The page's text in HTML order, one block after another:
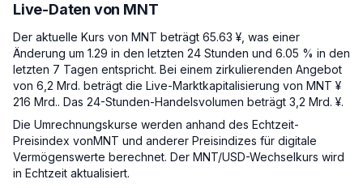
Live-Daten von MNT
Der aktuelle Kurs von MNT beträgt 65.63 ¥, was einer
Änderung um 1.29 in den letzten 24 Stunden und 6.05 % in den
letzten 7 Tagen entspricht. Bei einem zirkulierenden Angebot
von 6,2 Mrd. beträgt die Live-Marktkapitalisierung von MNT ¥
216 Mrd.. Das 24-Stunden-Handelsvolumen beträgt 3,2 Mrd. ¥.
Die Umrechnungskurse werden anhand des Echtzeit-
Preisindex vonMNT und anderer Preisindizes für digitale
Vermögenswerte berechnet. Der MNT/USD-Wechselkurs wird
in Echtzeit aktualisiert.